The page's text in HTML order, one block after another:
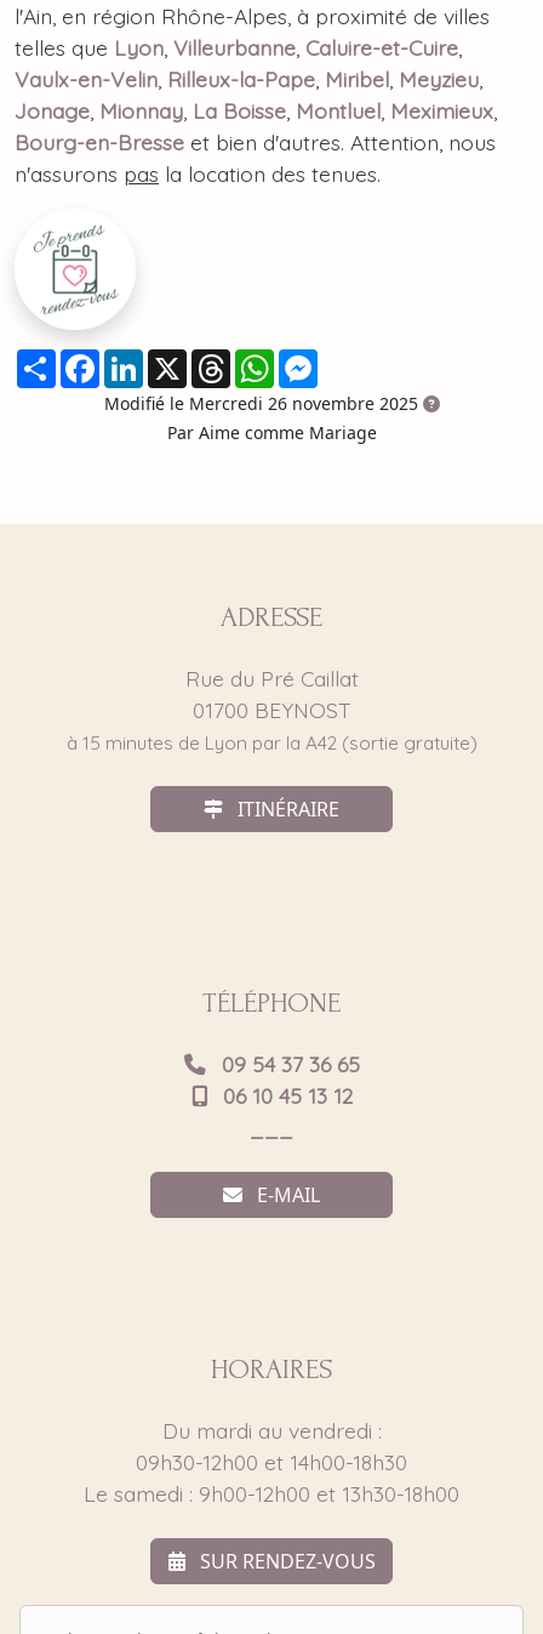
l'Ain, en région Rhône-Alpes, à proximité de villes
telles que Lyon Villeurbanne Caluire-et-Cuire
Vaulx-en-Velin Rilleux-la-Pape Miribel Meyzieu
Jonage Mionnay La Boisse Montluel Meximieux
Bourg-en-Bresse et bien d'autres. Attention, nous
n'assurons pas la location des tenues.
PartagerFacebook
LinkedIn
X ThreadsWhatsApp
Modifié le Mercredi 26 novembre 2025
Par Aime comme Mariage
ADRESSE
Rue du Pré Caillat
01700 BEYNOST
à 15 minutes de Lyon par la A42 (sortie gratuite)
ITINÉRAIRE
TÉLÉPHONE
09 54 37 36 65
06 10 45 13 12
E-MAIL
HORAIRES
Du mardi au vendredi :
09h30-12h00 et 14h00-18h30
Le samedi : 9h00-12h00 et 13h30-18h00
SUR RENDEZ-VOUS